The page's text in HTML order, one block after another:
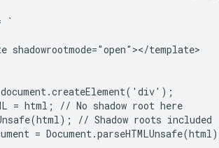
`
shadowrootmode="open"></template>
= html; // No shadow root here
// Shadow roots included
=